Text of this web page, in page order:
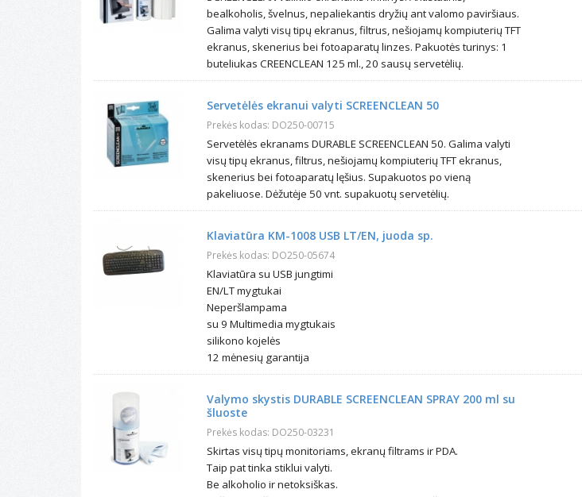
bealkoholis, švelnus, nepaliekantis dryžių ant valomo paviršiaus.
Galima valyti visų tipų ekranus, filtrus, nešiojamų kompiuterių TFT
ekranus, skenerius bei fotoaparatų linzes. Pakuotės turinys: 1
buteliukas CREENCLEAN 125 ml., 20 sausų servetėlių.
Servetėlės ekranui valyti SCREENCLEAN 50
Prekės kodas: DO250-00715
Servetėlės ekranams DURABLE SCREENCLEAN 50. Galima valyti
visų tipų ekranus, filtrus, nešiojamų kompiuterių TFT ekranus,
skenerius bei fotoaparatų lęšius. Supakuotos po vieną
pakeliuose. Dėžutėje 50 vnt. supakuotų servetėlių.
Klaviatūra KM-1008 USB LT/EN, juoda sp.
Prekės kodas: DO250-05674
Klaviatūra su USB jungtimi
EN/LT mygtukai
Neperšlampama
su 9 Multimedia mygtukais
silikono kojelės
12 mėnesių garantija
Valymo skystis DURABLE SCREENCLEAN SPRAY 200 ml su
šluoste
Prekės kodas: DO250-03231
Skirtas visų tipų monitoriams, ekranų filtrams ir PDA.
Taip pat tinka stiklui valyti.
Be alkoholio ir netoksiškas.